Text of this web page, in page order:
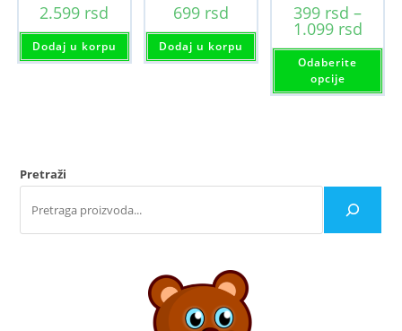
2.599 rsd
Dodaj u korpu
699 rsd
Dodaj u korpu
399 rsd –
1.099 rsdcena:
od
1.099
Odaberite
opcije
Pretraži